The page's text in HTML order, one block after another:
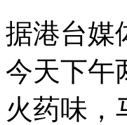
据港台媒
今天下午
火药味，